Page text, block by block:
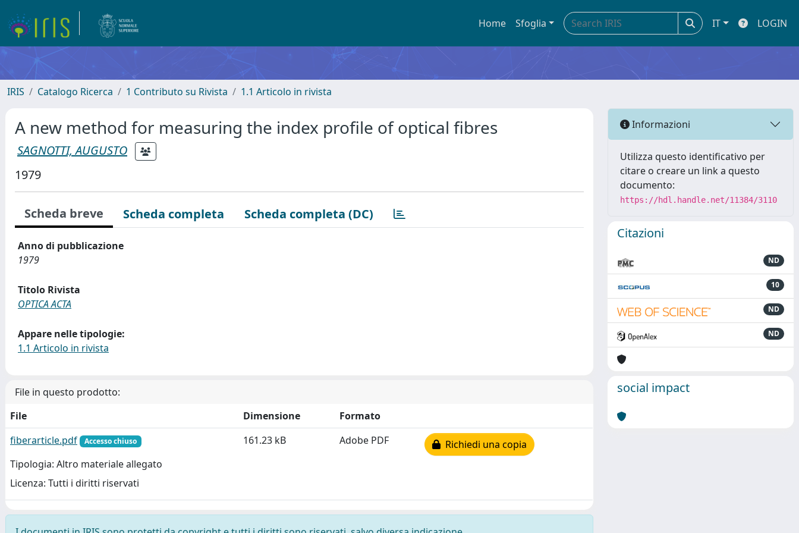
Home Sfoglia IT LOGIN
IRIS Catalogo Ricerca 1 Contributo su Rivista 1.1 Articolo in rivista
A new method for measuring the index profile of optical fibres
SAGNOTTI, AUGUSTO
1979
Scheda breve Scheda completa Scheda completa (DC)
Anno di pubblicazione
1979
Titolo Rivista
OPTICA ACTA
Appare nelle tipologie:
1.1 Articolo in rivista
File in questo prodotto:
File
Dimensione
Formato
fiberarticle.pdf
Accesso chiuso
Tipologia: Altro materiale allegato
Licenza: Tutti i diritti riservati
161.23 kB Adobe PDF Richiedi una copia
Informazioni
Utilizza questo identificativo per
citare o creare un link a questo
documento:
https://hdl.handle.net/11384/3110
Citazioni
ND
10
ND
ND
social impact